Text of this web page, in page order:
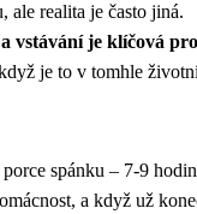
ale realita je často jiná.
vstávání je klíčová pro
je to v tomhle
spánku – 7-9
a když už